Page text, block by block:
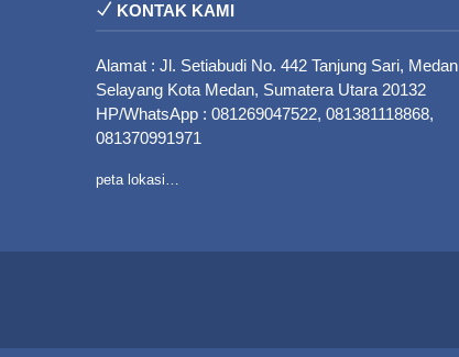
KONTAK KAMI
Alamat : Jl. Setiabudi No. 442 Tanjung Sari, Medan
Selayang Kota Medan, Sumatera Utara 20132
HP/WhatsApp : 081269047522, 081381118868,
081370991971
peta lokasi…